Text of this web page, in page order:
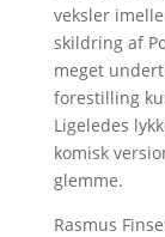
veksler
skildring af
meget
forestilling
Ligeledes
komisk
glemme.
Rasmus